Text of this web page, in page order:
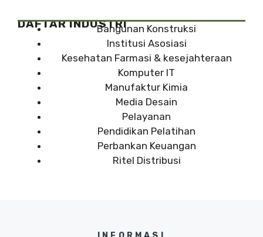
DAFTAR INDUSTRIBangunan Konstruksi
Institusi Asosiasi
Kesehatan Farmasi & kesejahteraan
Komputer IT
Manufaktur Kimia
Media Desain
Pelayanan
Pendidikan Pelatihan
Perbankan Keuangan
Ritel Distribusi